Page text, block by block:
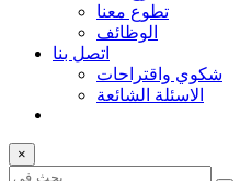
تطوع معنا
الوظائف
اتصل بنا
شكوي واقتراحات
الاسئلة الشائعة
×